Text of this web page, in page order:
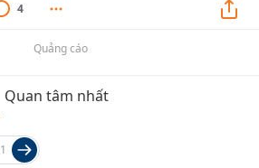
4
Quảng cáo
Quan tâm nhất
1